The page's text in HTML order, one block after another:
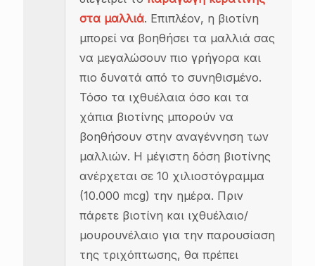
στα μαλλιά. Επιπλέον, η βιοτίνη
μπορεί να βοηθήσει τα μαλλιά σας
να μεγαλώσουν πιο γρήγορα και
πιο δυνατά από το συνηθισμένο.
Τόσο τα ιχθυέλαια όσο και τα
χάπια βιοτίνης μπορούν να
βοηθήσουν στην αναγέννηση των
μαλλιών. Η μέγιστη δόση βιοτίνης
ανέρχεται σε 10 χιλιοστόγραμμα
(10.000 mcg) την ημέρα. Πριν
πάρετε βιοτίνη και ιχθυέλαιο/
μουρουνέλαιο για την παρουσίαση
της τριχόπτωσης, θα πρέπει